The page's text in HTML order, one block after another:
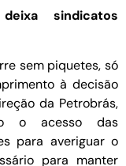
sindicatos
sem piquetes, só
à decisão
da Petrobrás,
o acesso das
para averiguar o
para manter